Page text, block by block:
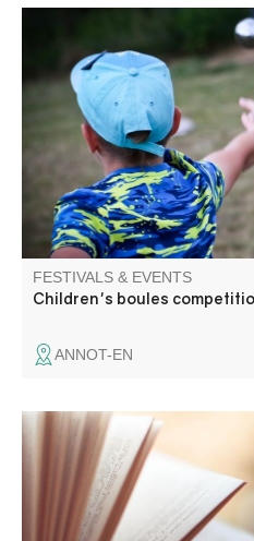
An essential summer sport,
FESTIVALS & EVENTS
Children's boules
ANNOT-EN
Présence et rencontres avec
régionaux venus présenter